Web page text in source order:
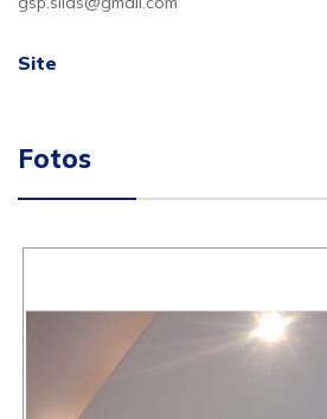
Site
Fotos